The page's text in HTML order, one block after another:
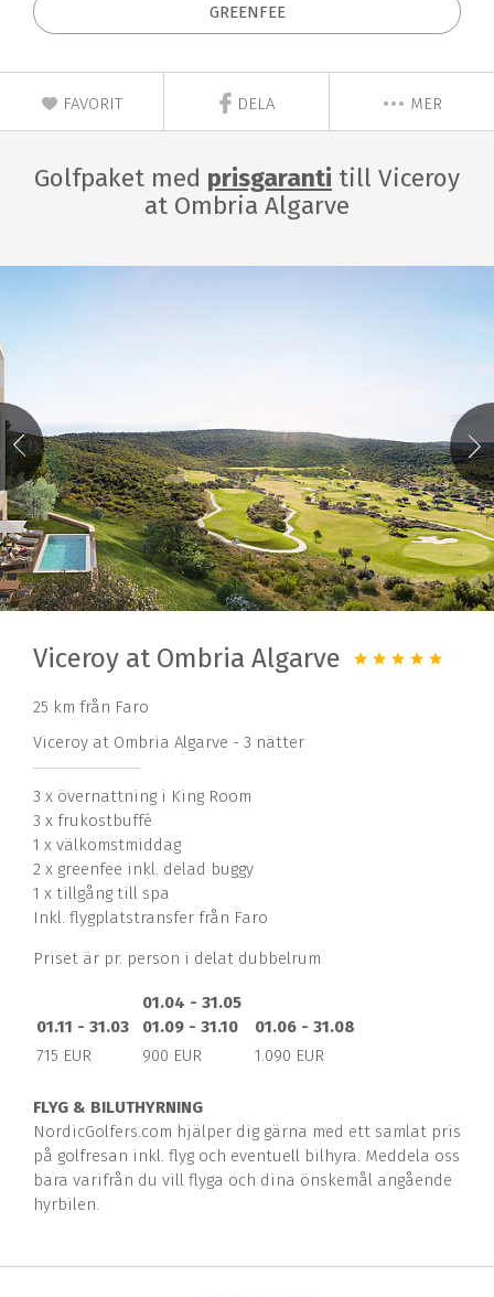
GREENFEE
FAVORIT DELA MER
Golfpaket med prisgaranti till Viceroy
at Ombria Algarve
Viceroy at Ombria Algarve
25 km från Faro
Viceroy at Ombria Algarve - 3 nätter
3 x övernattning i King Room
3 x frukostbuffé
1 x välkomstmiddag
2 x greenfee inkl. delad buggy
1 x tillgång till spa
Inkl. flygplatstransfer från Faro
Priset är pr. person i delat dubbelrum
01.11 - 31.03
01.04 - 31.05
01.09 - 31.10
01.06 - 31.08
715 EUR
900 EUR 1.090 EUR
FLYG & BILUTHYRNING
NordicGolfers.com hjälper dig gärna med ett samlat pris
på golfresan inkl. flyg och eventuell bilhyra. Meddela oss
bara varifrån du vill flyga och dina önskemål angående
hyrbilen.